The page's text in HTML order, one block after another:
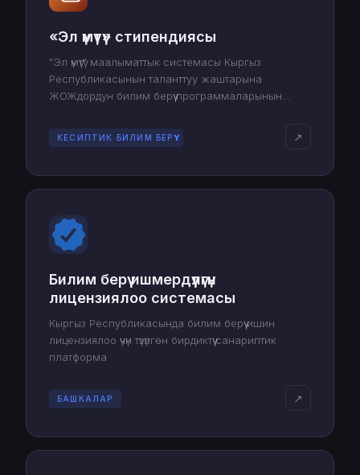
«Эл үмүтү» стипендиясы
"Эл үмүтү" маалыматтык системасы Кыргыз
Республикасынын таланттуу жаштарына
ЖОЖдордун билим берүү программаларынын
жогорку окуу жайларында магистратура жана
докторантура деңгээлинде илим алууга өбөлгө
КЕСИПТИК БИЛИМ БЕРҮҮ ↗
Билим берүү ишмердүүлүгүн
лицензиялоо системасы
Кыргыз Республикасында билим берүү ишин
лицензиялоо үчүн түзүлгөн бирдиктүү санариптик
платформа
БАШКАЛАР ↗